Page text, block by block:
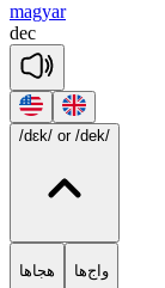
magyar
dec
/dɛk/ or /dek/
هجاها واج‌ها